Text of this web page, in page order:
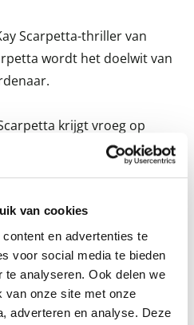
van cookies
en advertenties te
voor social media te bieden
analyseren. Ook delen we
van onze site met onze
adverteren en analyse. Deze
Scarpetta-thriller van
wordt het doelwit van
krijgt vroeg op
telefoontje. De
geavanceerde
thuis binnen te komen.
naar Mercy Island, naar
waar twee